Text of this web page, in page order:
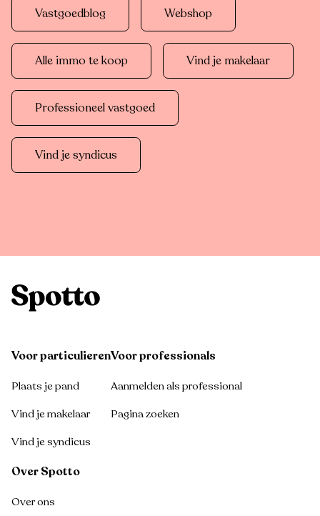
Vastgoedblog Webshop
Alle immo te koop Vind je makelaar
Professioneel vastgoed
Vind je syndicus
Voor particulieren
Plaats je pand
Vind je makelaar
Vind je syndicus
Voor professionals
Aanmelden als professional
Pagina zoeken
Over Spotto
Over ons